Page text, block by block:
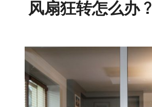
风扇狂转怎么办？